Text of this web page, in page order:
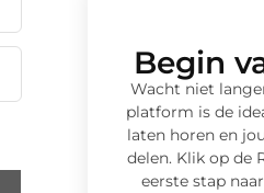
Begin
Wacht niet
platform is de
laten horen en
delen. Klik op de
eerste stap